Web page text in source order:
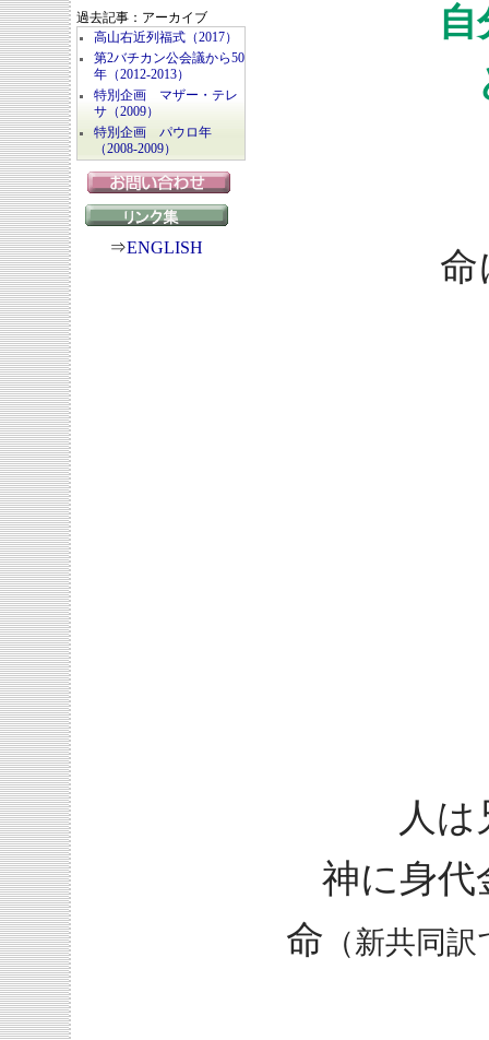
過去記事：アーカイブ
高山右近列福式（2017）
第2バチカン公会議から50
年（2012-2013）
特別企画 マザー・テレ
サ（2009）
特別企画 パウロ年
（2008-2009）
⇒ENGLISH 命
人
神に身代
命 （新共同